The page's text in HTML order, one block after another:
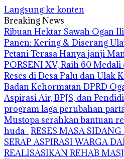
Langsung ke konten
Breaking News
Ribuan Hektar Sawah Ogan
Panen: Kering & Diserang
Petani Terasa Hanya janji
PORSENI XV, Raih 60
Reses di Desa Palu dan Ulak
Badan Kehormatan DPRD
Aspirasi Air, BPJS, dan
program laga perubahan
Mustopa serahkan bantuan
huda RESES MASA
SERAP ASPIRASI WARGA
REALISASIKAN REHAB